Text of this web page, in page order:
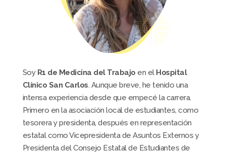
Soy R1 de Medicina del Trabajo en el Hospital
Clínico San Carlos. Aunque breve, he tenido una
intensa experiencia desde que empecé la carrera.
Primero en la asociación local de estudiantes, como
tesorera y presidenta, después en representación
estatal como Vicepresidenta de Asuntos Externos y
Presidenta del Consejo Estatal de Estudiantes de